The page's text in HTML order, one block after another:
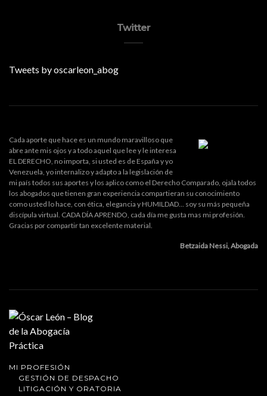
Twitter
Tweets by oscarleon_abog
Cada aporte que hace es un mundo maravilloso que
abre ante mis ojos y a todo aquel que lee y le interesa
EL DERECHO, no importa, si usted es de España y yo
Venezuela, yo internalizo y adapto a la legislación de
mi país todos sus aportes y los aplico como el Derecho Comparado, ojala todos
los abogados que tienen gran experiencia compartieran su conocimiento
como usted lo hace, con ética, elegancia y HUMILDAD... soy su más pequeña
discípula virtual. CADA DÍA APRENDO, cada día me gusta mas mi profesión.
Gracias por compartir tan excelente material.
Betzaida Nessi, Abogada
MI PROFESIÓN
GESTIÓN DE DESPACHO
LITIGACIÓN Y ORATORIA